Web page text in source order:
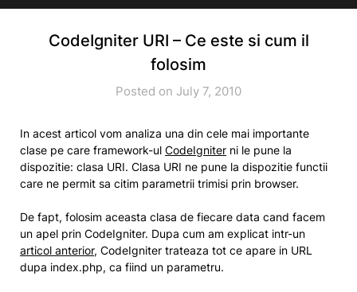
CodeIgniter URI – Ce este si cum il
folosim
Posted on July 7, 2010
In acest articol vom analiza una din cele mai importante
clase pe care framework-ul CodeIgniter ni le pune la
dispozitie: clasa URI. Clasa URI ne pune la dispozitie functii
care ne permit sa citim parametrii trimisi prin browser.
De fapt, folosim aceasta clasa de fiecare data cand facem
un apel prin CodeIgniter. Dupa cum am explicat intr-un
articol anterior, CodeIgniter trateaza tot ce apare in URL
dupa index.php, ca fiind un parametru.